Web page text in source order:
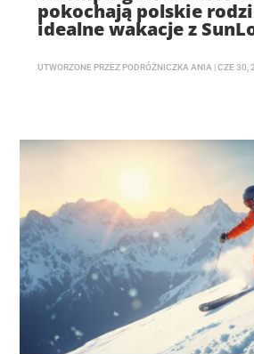
pokochają polskie
idealne wakacje z
UTWORZONE PRZEZ PODRÓŻNICZKA ANIA |CZE 30,